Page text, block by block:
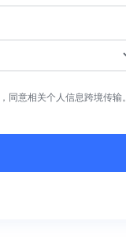
，同意相关个人信息跨境传输。